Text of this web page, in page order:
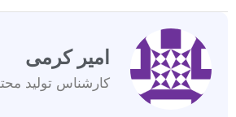
امیر کرمی
کارشناس تولید